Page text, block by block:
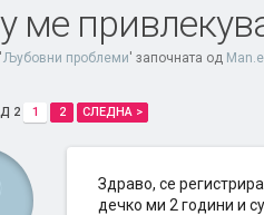
ме
Љубовни проблеми' започната од
2 1 2 СЛЕДНА >
Здраво, се
дечко ми 2 години и